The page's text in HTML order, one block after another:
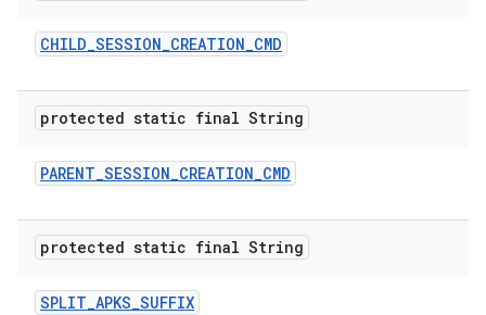
CHILD_SESSION_CREATION_CMD
protected static final String
PARENT_SESSION_CREATION_CMD
protected static final String
SPLIT_APKS_SUFFIX